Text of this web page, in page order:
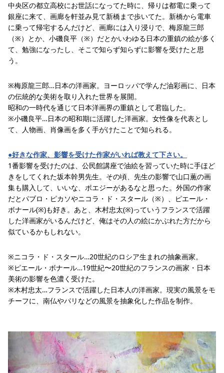
中央区の都立高校にお世話になってた時に、帰りは都電に乗って
銀座に来て、画廊を軒並み見て新橋まで歩いてた。新橋から電車
に乗って帰宅するんだけど、画廊には入り浸りで、梅原龍三郎
（※）とか、小磯良平（※）だとかいわゆる日本の重鎮の絵が多く
て、勉強になったし、そこで知らず知らずに影響を受けたと思
う。
※梅原龍三郎…日本の洋画家。ヨーロッパで学んだ油彩画に、日本
の伝統的な美術を取り入れた世界を展開。
昭和の一時代を通じて日本洋画界の重鎮として君臨した。
※小磯良平…日本の昭和期に活躍した洋画家。女性像を代表とし
て、人物画、肖像画を多く手がけたことで知られる。
●好きな作家、影響を受けた作家がいれば教えて下さい。
1番影響を受けたのは、公民館講座で油絵を習っていた時に手ほど
きをしてくれた坂本幹男先生。その頃、先生の影響で山口薫の画
集も購入して、いいな、ポエジーがあるなと思った。外国の作家
だとパブロ・ピカソやニコラ・ド・スタール（※）、ピエール・
ボナール(※)も好き。あと、木村忠太(※)っていうフランスで活躍
した洋画家がいるんだけど、俺はその人の絵にかぶれた方だから
似ているかもしれない。
※ニコラ・ド・スタール…20世紀のロシア生まれの抽象画家。
※ピエール・ボナール…19世紀〜20世紀のフランスの画家・日本
美術の影響を色濃く受けた。
※木村忠太…フランスで活躍した日本人の洋画家。現実の風景をモ
チーフに、南仏やパリなどの風景を抽象化した作品を制作。